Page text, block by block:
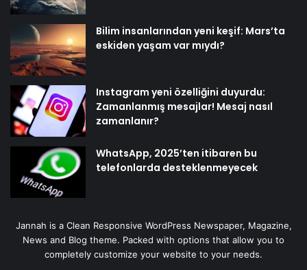
Bilim insanlarından yeni keşif: Mars’ta
eskiden yaşam var mıydı?
Instagram yeni özelliğini duyurdu:
Zamanlanmış mesajlar! Mesaj nasıl
zamanlanır?
WhatsApp, 2025’ten itibaren bu
telefonlarda desteklenmeyecek
Jannah is a Clean Responsive WordPress Newspaper, Magazine,
News and Blog theme. Packed with options that allow you to
completely customize your website to your needs.